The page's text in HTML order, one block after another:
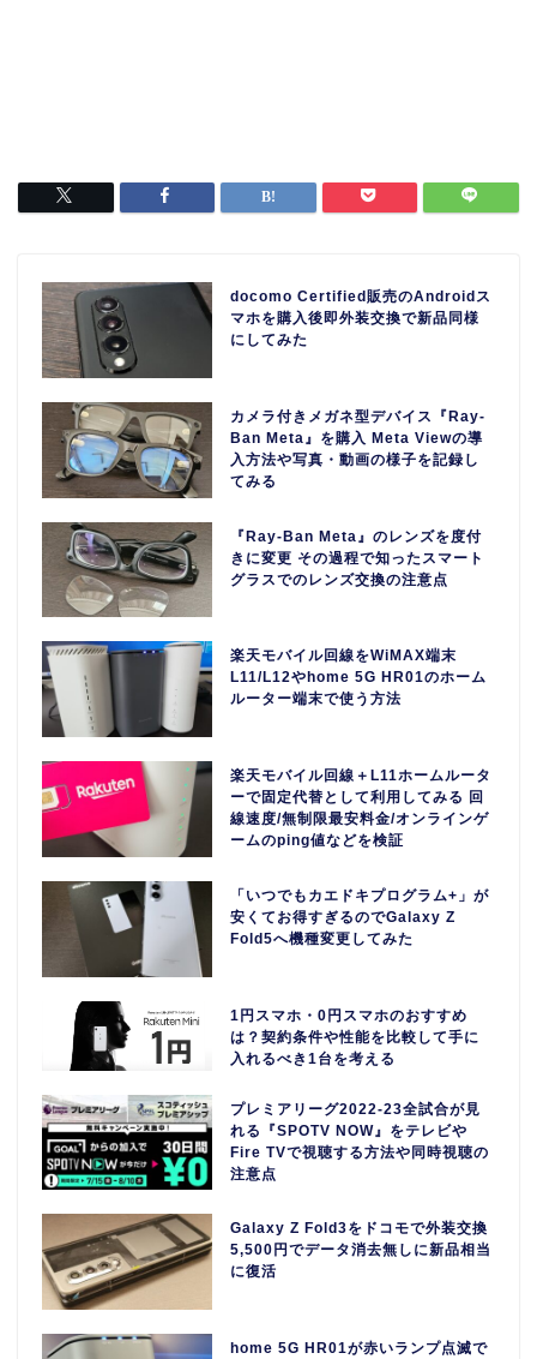
docomo Certified販売のAndroidス
マホを購入後即外装交換で新品同様
にしてみた
カメラ付きメガネ型デバイス『Ray-
Ban Meta』を購入 Meta Viewの導
入方法や写真・動画の様子を記録し
てみる
『Ray-Ban Meta』のレンズを度付
きに変更 その過程で知ったスマート
グラスでのレンズ交換の注意点
楽天モバイル回線をWiMAX端末
L11/L12やhome 5G HR01のホーム
ルーター端末で使う方法
楽天モバイル回線＋L11ホームルータ
ーで固定代替として利用してみる 回
線速度/無制限最安料金/オンラインゲ
ームのping値などを検証
「いつでもカエドキプログラム+」が
安くてお得すぎるのでGalaxy Z
Fold5へ機種変更してみた
1円スマホ・0円スマホのおすすめ
は？契約条件や性能を比較して手に
入れるべき1台を考える
プレミアリーグ2022-23全試合が見
れる『SPOTV NOW』をテレビや
Fire TVで視聴する方法や同時視聴の
注意点
Galaxy Z Fold3をドコモで外装交換
5,500円でデータ消去無しに新品相当
に復活
home 5G HR01が赤いランプ点滅で